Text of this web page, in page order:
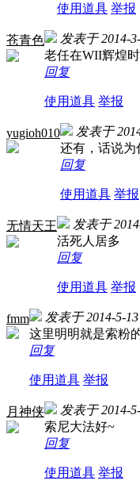
使用道具 举报
苍青色 发表于 2014-
老任在WII辉煌
回复
使用道具 举报
yugioh010 发表于
还有，话说为
回复
使用道具 举报
无情天王 发表于
活死人居多
回复
使用道具 举报
fmm 发表于 2014-5-
这里明明就是索粉
回复
使用道具 举报
月神侠 发表于 2014-
索尼大法好~
回复
使用道具 举报